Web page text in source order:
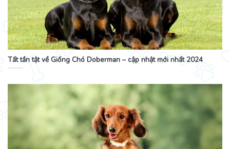
Tất tần tật về Giống Chó Doberman – cập nhật mới nhất 2024